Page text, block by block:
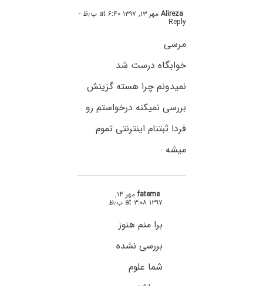
Alirezaمهر ۱۳, ۱۳۹۷ at ۶:۴۰ ب٫ظ -
Reply
مرسی
خوابگاه درست شد
نمیدونم چرا هسته گزینش
بررسی نمیکنه درخواستم رو
فردا ثبتنام اینترنتی تموم
میشه
fateme مهر ۱۴,
۱۳۹۷ at ۳:۰۸ ب٫ظ
برا منم هنوز
بررسی نشده
شما علوم